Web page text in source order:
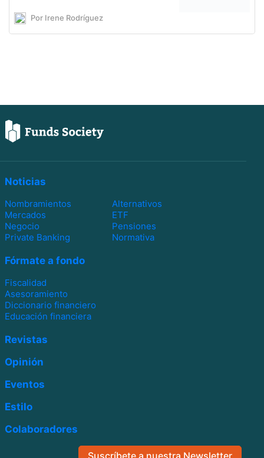
Por Irene Rodríguez
Noticias
Nombramientos
Alternativos
Mercados
ETF
Negocio
Pensiones
Private Banking
Normativa
Fórmate a fondo
Fiscalidad
Asesoramiento
Diccionario financiero
Educación financiera
Revistas
Opinión
Eventos
Estilo
Colaboradores